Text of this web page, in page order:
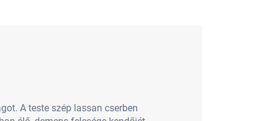
A teste szép lassan cserben